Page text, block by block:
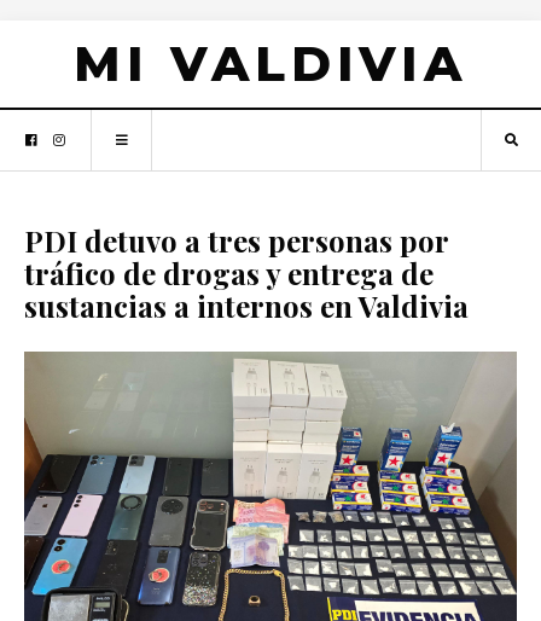
MI VALDIVIA
PDI detuvo a tres personas por
tráfico de drogas y entrega de
sustancias a internos en Valdivia